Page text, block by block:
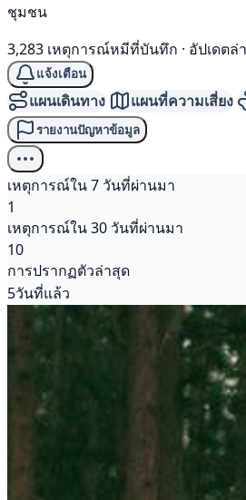
ชุมชน
3,283 เหตุการณ์หมีที่บันทึก · อัปเดตล่
แจ้งเตือน
แผนเดินทาง แผนที่ความเสี่ยง
รายงานปัญหาข้อมูล
เหตุการณ์ใน 7 วันที่ผ่านมา
1
เหตุการณ์ใน 30 วันที่ผ่านมา
10
การปรากฏตัวล่าสุด
5วันที่แล้ว